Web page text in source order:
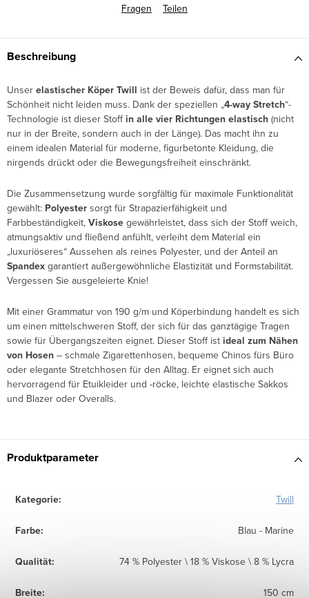
Fragen
Teilen
Beschreibung
Unser elastischer Köper Twill ist der Beweis dafür, dass man für
Schönheit nicht leiden muss. Dank der speziellen „4-way Stretch“-
Technologie ist dieser Stoffin alle vier Richtungen elastisch (nicht
nur in der Breite, sondern auch in der Länge). Das macht ihn zu
einem idealen Material für moderne, figurbetonte Kleidung, die
nirgends drückt oder die Bewegungsfreiheit einschränkt.
Die Zusammensetzung wurde sorgfältig für maximale Funktionalität
gewählt: Polyester sorgt für Strapazierfähigkeit und
Farbbeständigkeit, Viskose gewährleistet, dass sich der Stoff weich,
atmungsaktiv und fließend anfühlt, verleiht dem Material ein
„luxuriöseres“ Aussehen als reines Polyester, und der Anteil an
Spandex garantiert außergewöhnliche Elastizität und Formstabilität.
Vergessen Sie ausgeleierte Knie!
Mit einer Grammatur von 190 g/m und Köperbindung handelt es sich
um einen mittelschweren Stoff, der sich für das ganztägige Tragen
sowie für Übergangszeiten eignet. Dieser Stoff ist ideal zum Nähen
von Hosen – schmale Zigarettenhosen, bequeme Chinos fürs Büro
oder elegante Stretchhosen für den Alltag. Er eignet sich auch
hervorragend für Etuikleider und -röcke, leichte elastische Sakkos
und Blazer oder Overalls.
Produktparameter
Kategorie: Twill
Farbe: Blau - Marine
Qualität: 74 % Polyester \ 18 % Viskose \ 8 % Lycra
Breite: 150 cm